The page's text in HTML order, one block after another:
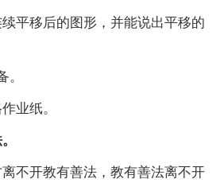
平移后的图形，并能说出平移的
。
业纸。
不开教有善法，教有善法离不开